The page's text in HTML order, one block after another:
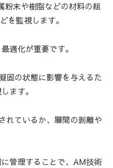
粉末や樹脂などの材料の組
を監視します。
適化が重要です。
固の状態に影響を与えるた
ます。
れているか、層間の剥離や
管理することで、AM技術